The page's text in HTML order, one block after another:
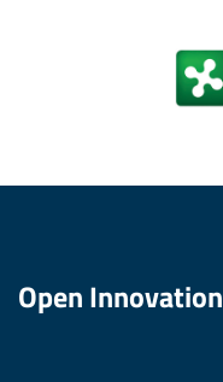
Open Innovation